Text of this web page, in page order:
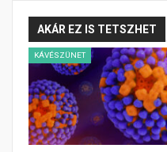
AKÁR EZ IS TETSZHET
KÁVÉSZÜNET